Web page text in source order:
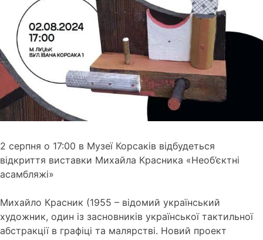
2 серпня о 17:00 в Музеї Корсаків відбудеться
відкриття виставки Михайла Красника «Необ’єктні
асамбляжі»
Михайло Красник (1955 – відомий український
художник, один із засновників української тактильної
абстракції в графіці та малярстві. Новий проект